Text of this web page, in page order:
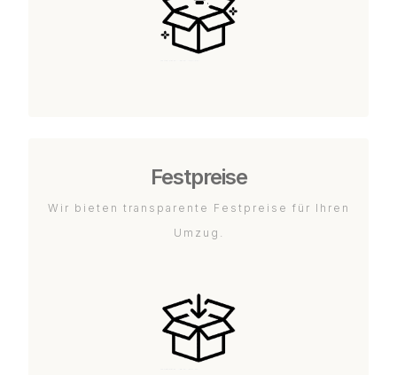
Festpreise
Wir bieten transparente Festpreise für Ihren
Umzug.